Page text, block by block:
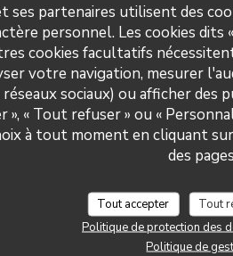
ses partenaires utilisent des
personnel. Les cookies
cookies facultatifs
votre navigation, mesurer
sociaux) ou afficher
», « Tout refuser » ou «
à tout moment en cliquant
des
Tout accepter Tout
Politique de protection des
Politique de